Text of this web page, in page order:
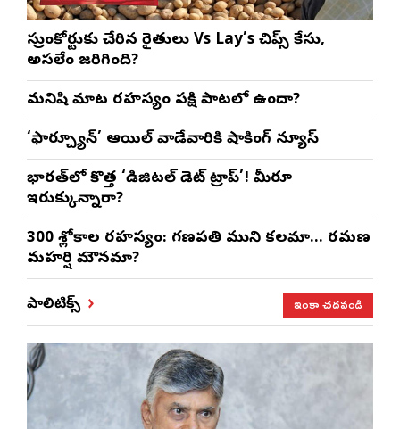
సుప్రీంకోర్టుకు చేరిన రైతులు Vs Lay’s చిప్స్‌ కేసు,
అసలేం జరిగింది?
మనిషి మాట రహస్యం పక్షి పాటలో ఉందా?
‘ఫార్చ్యూన్’ ఆయిల్ వాడేవారికి షాకింగ్ న్యూస్
భారత్‌లో కొత్త ‘డిజిటల్ డెట్ ట్రాప్’! మీరూ
ఇరుక్కున్నారా?
300 శ్లోకాల రహస్యం: గణపతి ముని కలమా… రమణ
మహర్షి మౌనమా?
పాలిటిక్స్ ఇంకా చదవండి